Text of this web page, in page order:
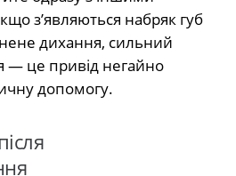
з’являються набряк губ
дихання, сильний
— це привід негайно
допомогу.